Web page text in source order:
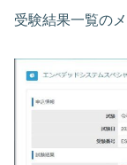
受験結果一覧の